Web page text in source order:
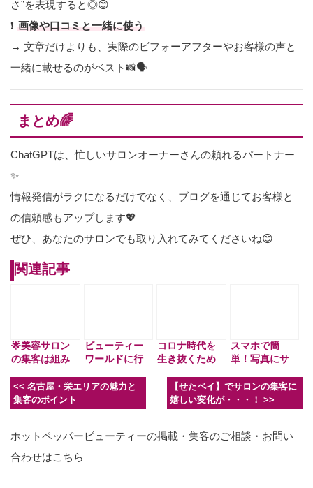
さ”を表現すると◎😊
❗ 画像や口コミと一緒に使う
→ 文章だけよりも、実際のビフォーアフターやお客様の声と
一緒に載せるのがベスト📸🗣️
まとめ🌈
ChatGPTは、忙しいサロンオーナーさんの頼れるパートナー
✨
情報発信がラクになるだけでなく、ブログを通じてお客様と
の信頼感もアップします💖
ぜひ、あなたのサロンでも取り入れてみてくださいね😊
関連記事
🌟美容サロン
の集客は組み
🔑！1つに頼ら
ず賢く活用し
よう
ビューティー
ワールドに行
🌟
コロナ時代を
生き抜くため
スマホで簡
単！写真にサ
を入れる方法
<< 名古屋・栄エリアの魅力と
集客のポイント
【せたペイ】でサロンの集客に
嬉しい変化が・・・！ >>
ホットペッパービューティーの掲載・集客のご相談・お問い
合わせはこちら